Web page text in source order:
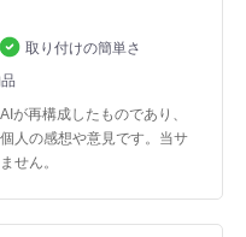
取り付けの簡単さ
が再構成したものであり、
人の感想や意見です。当サ
せん。